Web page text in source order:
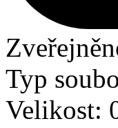
Typ
Velikost: